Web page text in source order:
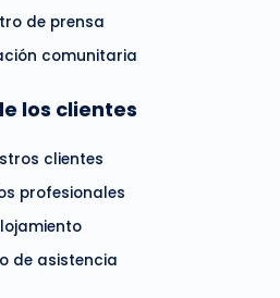
de prensa
comunitaria
los clientes
clientes
profesionales
de asistencia